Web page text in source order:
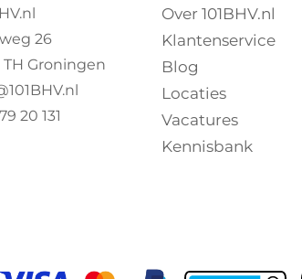
26
TH Groningen
20 131
Over 101BHV.nl
Klantenservice
Blog
Locaties
Vacatures
Kennisbank